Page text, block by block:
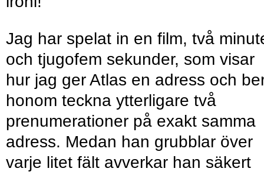
Jag har spelat in en film, två
och tjugofem sekunder, som visar
hur jag ger Atlas en adress och
honom teckna ytterligare två
prenumerationer på exakt samma
adress. Medan han grubblar över
varje litet fält avverkar han säkert